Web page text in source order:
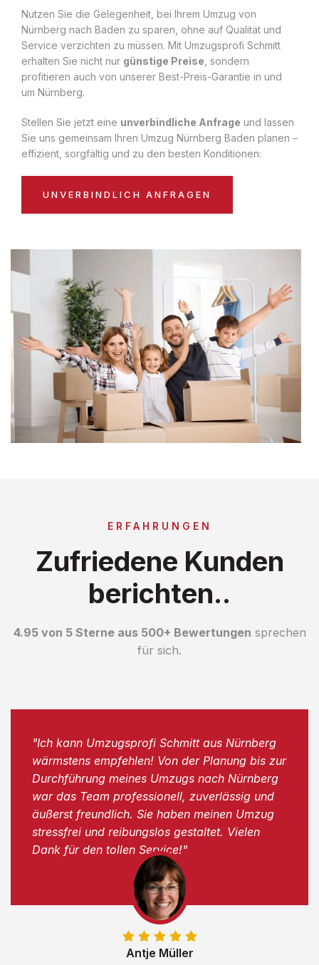
Nutzen Sie die Gelegenheit, bei Ihrem Umzug von
Nürnberg nach Baden zu sparen, ohne auf Qualität und
Service verzichten zu müssen. Mit Umzugsprofi Schmitt
erhalten Sie nicht nur günstige Preise , sondern
profitieren auch von unserer Best-Preis-Garantie in und
um Nürnberg.
Stellen Sie jetzt eine unverbindliche Anfrage und lassen
Sie uns gemeinsam Ihren Umzug Nürnberg Baden planen –
effizient, sorgfältig und zu den besten Konditionen:
UNVERBINDLICH ANFRAGEN
ERFAHRUNGEN
Zufriedene Kunden
berichten..
4.95 von 5 Sterne aus 500+ Bewertungen sprechen
für sich.
Antje Müller
"Ich kann Umzugsprofi Schmitt aus Nürnberg
wärmstens empfehlen! Von der Planung bis zur
Durchführung meines Umzugs nach Nürnberg
war das Team professionell, zuverlässig und
äußerst freundlich. Sie haben meinen Umzug
stressfrei und reibungslos gestaltet. Vielen
Dank für den tollen Service!"